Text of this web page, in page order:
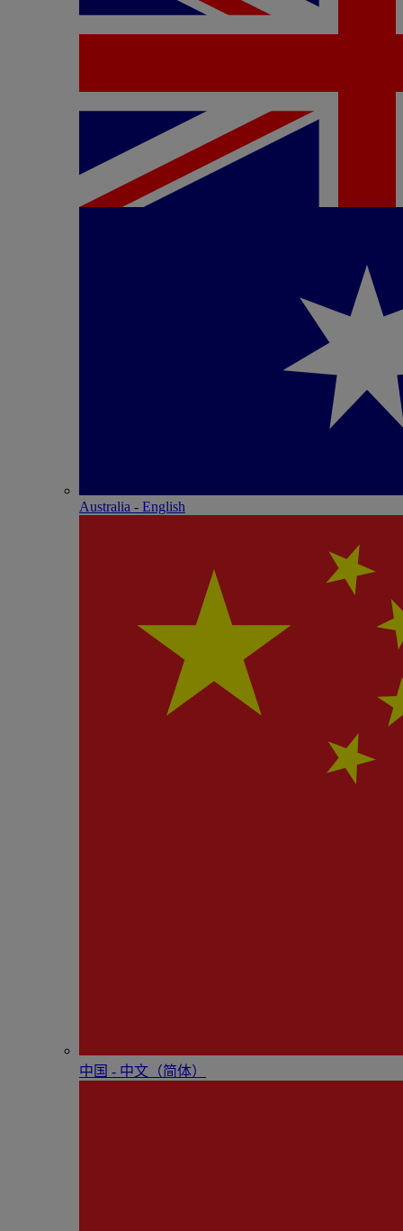
Australia - English
中国 - 中⽂（简体）